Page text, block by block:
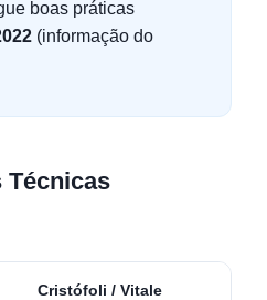
boas práticas
(informação do
Técnicas
Cristófoli / Vitale